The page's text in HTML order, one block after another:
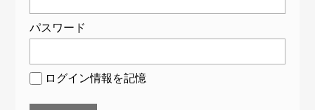
シ
ョ
ン
パスワード
ログイン情報を記憶